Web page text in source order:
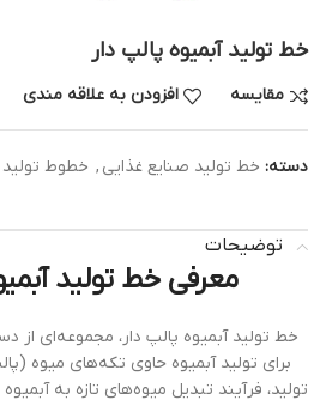
خط تولید آبمیوه پالپ دار
مقایسه افزودن به علاقه مندی
دسته: خط تولید صنایع غذایی , خطوط
توضیحات
معرفی خط تولید
خط تولید آبمیوه پالپ دار، مجموعه‌ای از
برای تولید آبمیوه حاوی تکه‌های میوه
تولید، فرآیند تبدیل میوه‌های تازه به